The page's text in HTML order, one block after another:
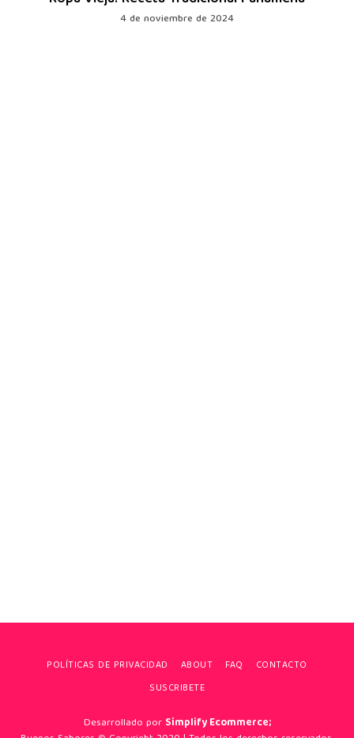
4 de noviembre de 2024
POLÍTICAS DE PRIVACIDAD ABOUT FAQ
CONTACTO
SUSCRIBETE
Desarrollado por Simplify Ecommerce;